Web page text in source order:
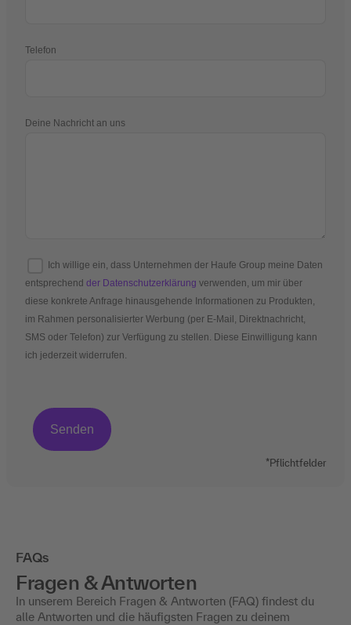
Telefon
Deine Nachricht an uns
Ich willige ein, dass Unternehmen der Haufe Group meine Daten
entsprechend der Datenschutzerklärung verwenden, um mir über
diese konkrete Anfrage hinausgehende Informationen zu Produkten,
im Rahmen personalisierter Werbung (per E-Mail, Direktnachricht,
SMS oder Telefon) zur Verfügung zu stellen. Diese Einwilligung kann
ich jederzeit widerrufen.
*Pflichtfelder
FAQs
Fragen & Antworten
In unserem Bereich Fragen & Antworten (FAQ) findest du
alle Antworten und die häufigsten Fragen zu deinem